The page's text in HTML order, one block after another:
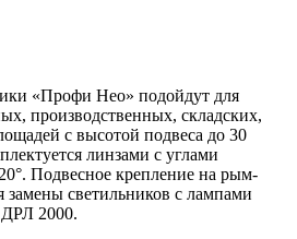
«Профи Нео» подойдут для
производственных, складских,
с высотой подвеса до 30
линзами с углами
Подвесное крепление на рым-
замены светильников с лампами
2000.